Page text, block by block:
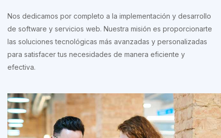
Nos dedicamos por completo a la implementación y desarrollo
de software y servicios web. Nuestra misión es proporcionarte
las soluciones tecnológicas más avanzadas y personalizadas
para satisfacer tus necesidades de manera eficiente y
efectiva.